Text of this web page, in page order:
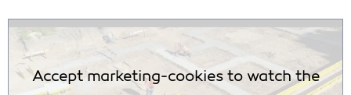
Accept marketing-cookies to watch the